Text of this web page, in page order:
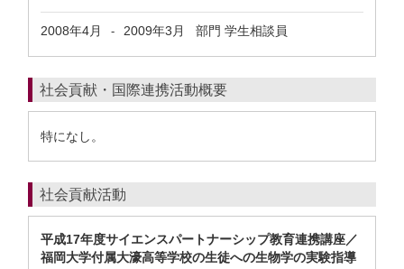
2008年4月 - 2009年3月 部門 学生相談員
社会貢献・国際連携活動概要
特になし。
社会貢献活動
平成17年度サイエンスパートナーシップ教育連携講座／
福岡大学付属大濠高等学校の生徒への生物学の実験指導